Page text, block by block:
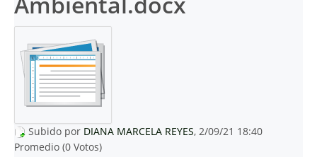
Subido por DIANA MARCELA REYES, 2/09/21 18:40
Promedio (0 Votos)